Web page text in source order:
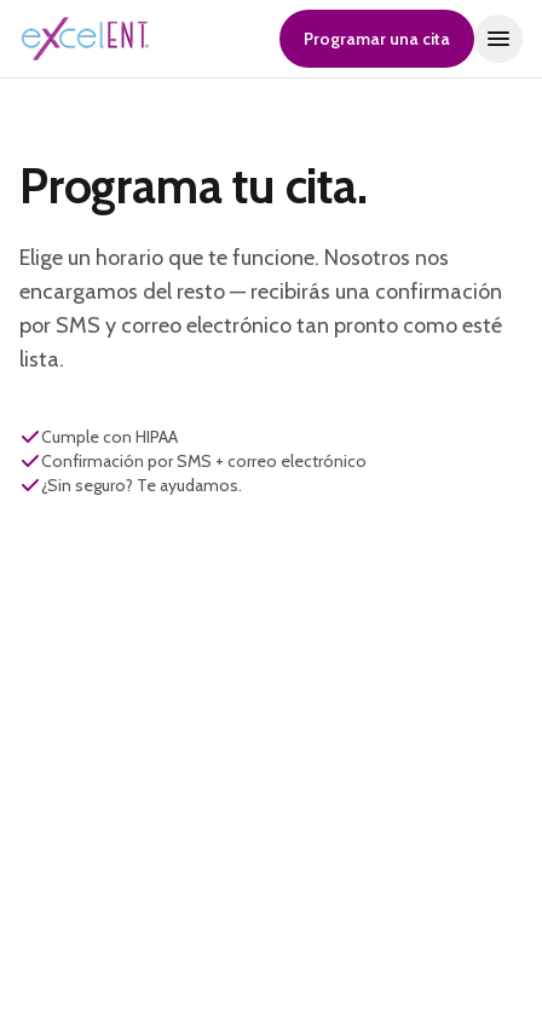
Programar una cita
Programa tu cita.
Elige un horario que te funcione. Nosotros nos
encargamos del resto — recibirás una confirmación
por SMS y correo electrónico tan pronto como esté
lista.
Cumple con HIPAA
Confirmación por SMS + correo electrónico
¿Sin seguro? Te ayudamos.